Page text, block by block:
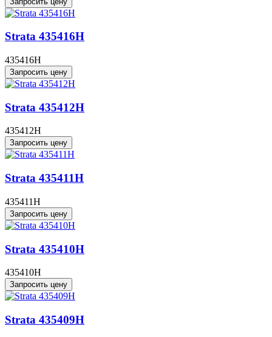
Strata 435416H
435416H
Запросить цену
Strata 435412H
435412H
Запросить цену
Strata 435411H
435411H
Запросить цену
Strata 435410H
435410H
Запросить цену
Strata 435409H